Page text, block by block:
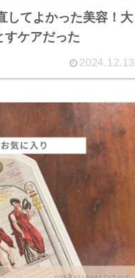
してよかった美容！大
すケアだった
2024.12.13